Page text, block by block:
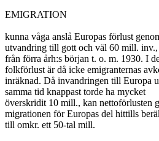
EMIGRATION
kunna våga anslå Europas förlust
utvandring till gott och väl 60 mill. inv.,
från förra årh:s början t. o. m. 1930. I
folkförlust är då icke emigranternas
inräknad. Då invandringen till Europa
samma tid knappast torde ha mycket
överskridit 10 mill., kan nettoförlusten
migrationen för Europas del hittills
till omkr. ett 50-tal mill.